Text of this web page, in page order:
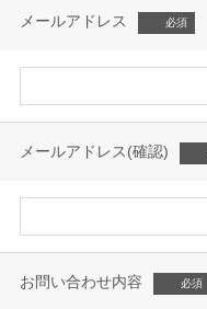
メールアドレス
メールアドレス(確認)
お問い合わせ内容